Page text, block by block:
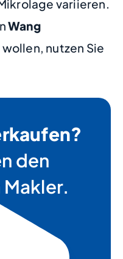
variieren.
Wang
nutzen Sie
den